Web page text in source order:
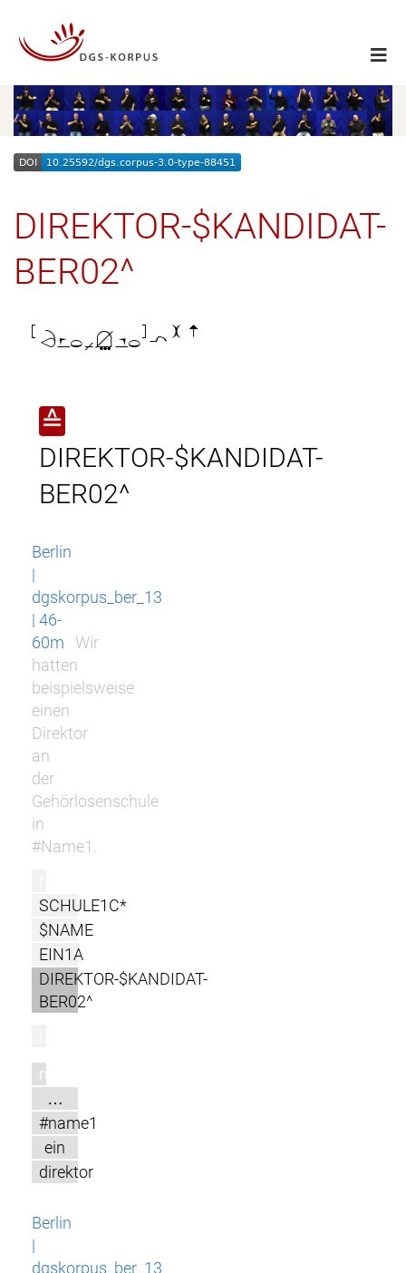
DIREKTOR-$KANDIDAT-
BER02^

≙
DIREKTOR-$KANDIDAT-
BER02^
Berlin
|
dgskorpus_ber_13
| 46-
60m
Wir
hatten
beispielsweise
einen
Direktor
an
der
Gehörlosenschule
in
#Name1.
SCHULE1C*
$NAME
EIN1A
DIREKTOR-$KANDIDAT-
BER02^
m
…
#name1
ein
direktor
Berlin
|
dgskorpus_ber_13